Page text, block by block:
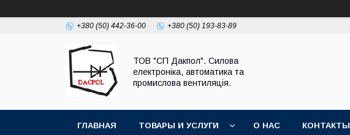
+380 (50) 442-36-00 +380 (50) 193-83-89
ТОВ "СП Дакпол". Силова
електроніка, автоматика та
промислова вентиляція.
ГЛАВНАЯ ТОВАРЫ И УСЛУГИ О НАС КОНТАКТЫ